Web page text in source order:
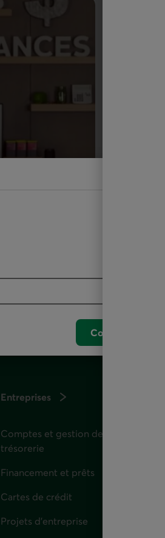
Confirmer
Entreprises
Comptes et gestion de
trésorerie
Financement et prêts
Cartes de crédit
Projets d'entreprise